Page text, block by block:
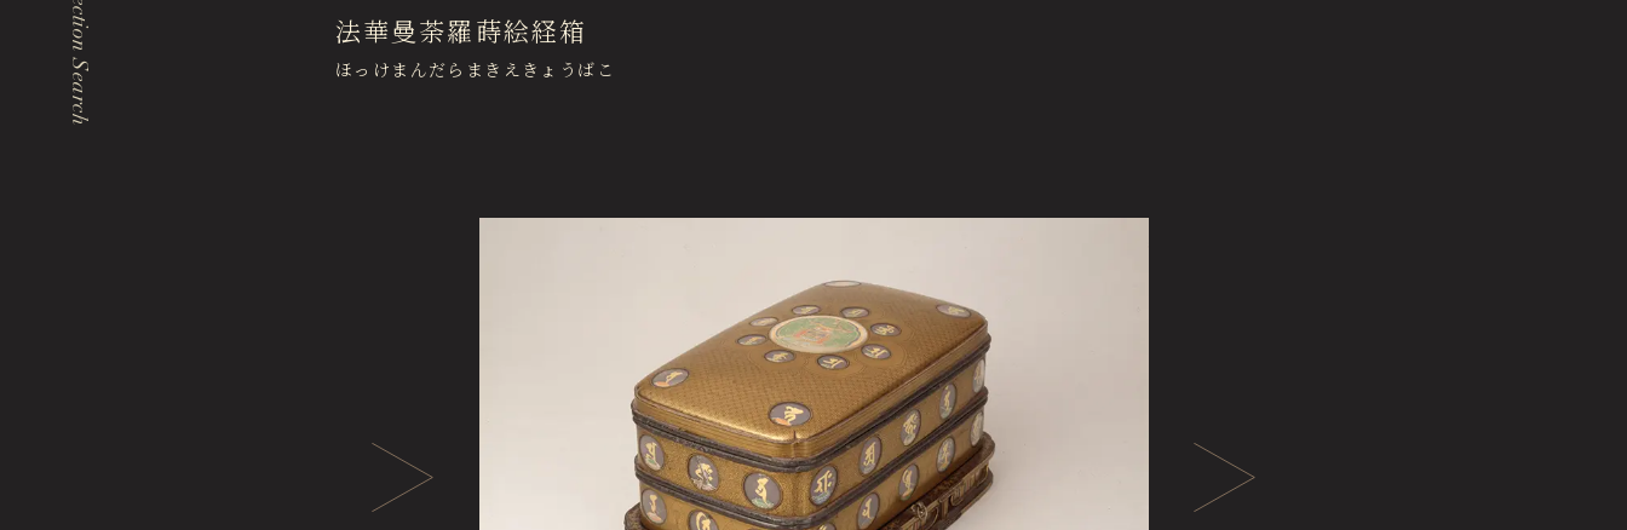
Events & Programs
オンラインチケット オンラインショップ
THE MUSEUM CAFE
ザ ミュージアムカフェ
Collection Search 法華曼荼羅蒔絵経箱
ほっけまんだらまきえきょうばこ